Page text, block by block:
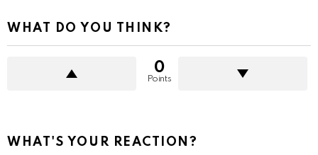
WHAT DO YOU THINK?
0
Points
WHAT'S YOUR REACTION?